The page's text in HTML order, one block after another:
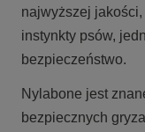
najwyższej
instynkty psów,
bezpieczeństwo.
Nylabone jest
bezpiecznych